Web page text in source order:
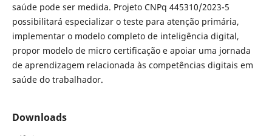
saúde pode ser medida. Projeto CNPq 445310/2023-5
possibilitará especializar o teste para atenção primária,
implementar o modelo completo de inteligência digital,
propor modelo de micro certificação e apoiar uma jornada
de aprendizagem relacionada às competências digitais em
saúde do trabalhador.
Downloads